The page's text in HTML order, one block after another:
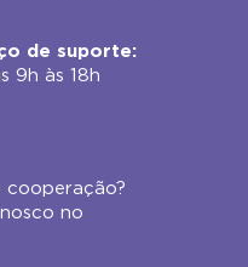
de suporte:
9h às 18h
cooperação?
no